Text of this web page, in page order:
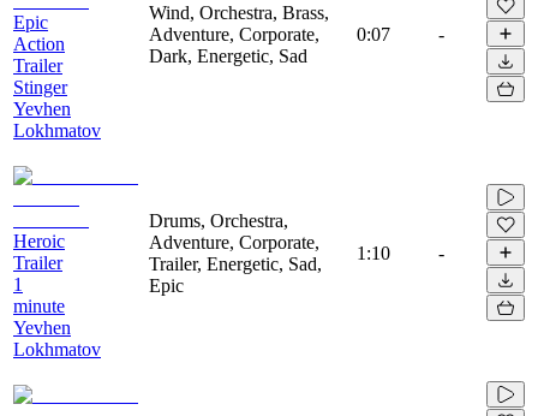
Epic
Action
Trailer
Stinger
Yevhen
Lokhmatov
Wind, Orchestra, Brass,
Adventure, Corporate,
Dark, Energetic, Sad
0:07 -
Heroic
Trailer
1
minute
Yevhen
Lokhmatov
Drums, Orchestra,
Adventure, Corporate,
Trailer, Energetic, Sad,
Epic
1:10 -